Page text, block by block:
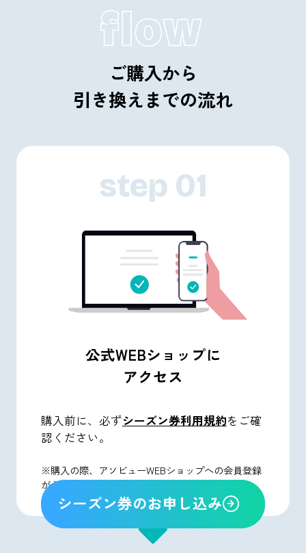
シーズン券のお申し込み
ご購入から
引き換えまでの流れ
step 01
公式WEBショップに
アクセス
購入前に、必ずシーズン券利用規約をご確
認ください。
※購入の際、アソビューWEBショップへの会員登録
が必要です。